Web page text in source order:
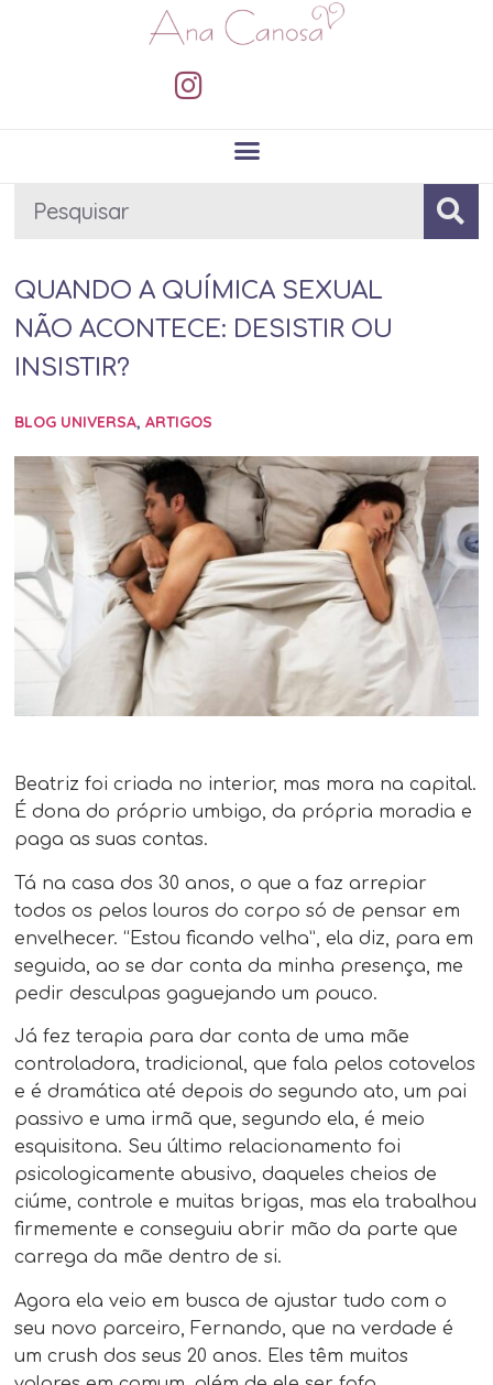
QUANDO A QUÍMICA SEXUAL
NÃO ACONTECE: DESISTIR OU
INSISTIR?
BLOG UNIVERSA,ARTIGOS
Beatriz foi criada no interior, mas mora na capital.
É dona do próprio umbigo, da própria moradia e
paga as suas contas.
Tá na casa dos 30 anos, o que a faz arrepiar
todos os pelos louros do corpo só de pensar em
envelhecer. “Estou ficando velha”, ela diz, para em
seguida, ao se dar conta da minha presença, me
pedir desculpas gaguejando um pouco.
Já fez terapia para dar conta de uma mãe
controladora, tradicional, que fala pelos cotovelos
e é dramática até depois do segundo ato, um pai
passivo e uma irmã que, segundo ela, é meio
esquisitona. Seu último relacionamento foi
psicologicamente abusivo, daqueles cheios de
ciúme, controle e muitas brigas, mas ela trabalhou
firmemente e conseguiu abrir mão da parte que
carrega da mãe dentro de si.
Agora ela veio em busca de ajustar tudo com o
seu novo parceiro, Fernando, que na verdade é
um crush dos seus 20 anos. Eles têm muitos